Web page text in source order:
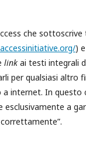
che sottoscrive
)
link ai testi integrali
per qualsiasi altro
a internet. In
esclusivamente a